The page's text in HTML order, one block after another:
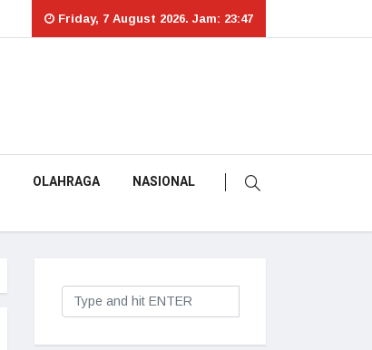
Friday, 7 August 2026. Jam: 23:47
OLAHRAGA NASIONAL